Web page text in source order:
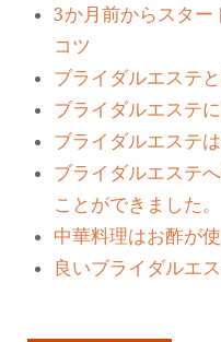
3か月前からスター
コツ
ブライダルエステ
ブライダルエステ
ブライダルエステ
ブライダルエステ
ことができました。
中華料理はお酢が
良いブライダルエ